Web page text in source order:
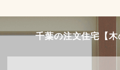
千葉の注文住宅【